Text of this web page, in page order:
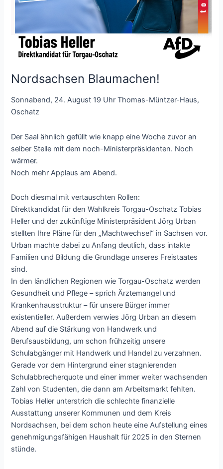
Nordsachsen Blaumachen!
Sonnabend, 24. August 19 Uhr Thomas-Müntzer-Haus,
Oschatz
Der Saal ähnlich gefüllt wie knapp eine Woche zuvor an
selber Stelle mit dem noch-Ministerpräsidenten. Noch
wärmer.
Noch mehr Applaus am Abend.
Doch diesmal mit vertauschten Rollen:
Direktkandidat für den Wahlkreis Torgau-Oschatz Tobias
Heller und der zukünftige Ministerpräsident Jörg Urban
stellten Ihre Pläne für den „Machtwechsel“ in Sachsen vor.
Urban machte dabei zu Anfang deutlich, dass intakte
Familien und Bildung die Grundlage unseres Freistaates
sind.
In den ländlichen Regionen wie Torgau-Oschatz werden
Gesundheit und Pflege – sprich Ärztemangel und
Krankenhausstruktur – für unsere Bürger immer
existentieller. Außerdem verwies Jörg Urban an diesem
Abend auf die Stärkung von Handwerk und
Berufsausbildung, um schon frühzeitig unsere
Schulabgänger mit Handwerk und Handel zu verzahnen.
Gerade vor dem Hintergrund einer stagnierenden
Schulabbrecherquote und einer immer weiter wachsenden
Zahl von Studenten, die dann am Arbeitsmarkt fehlten.
Tobias Heller unterstrich die schlechte finanzielle
Ausstattung unserer Kommunen und dem Kreis
Nordsachsen, bei dem schon heute eine Aufstellung eines
genehmigungsfähigen Haushalt für 2025 in den Sternen
stünde.